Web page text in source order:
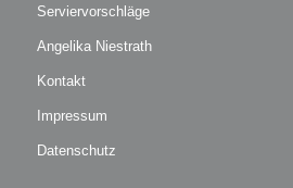
Serviervorschläge
Angelika Niestrath
Kontakt
Impressum
Datenschutz